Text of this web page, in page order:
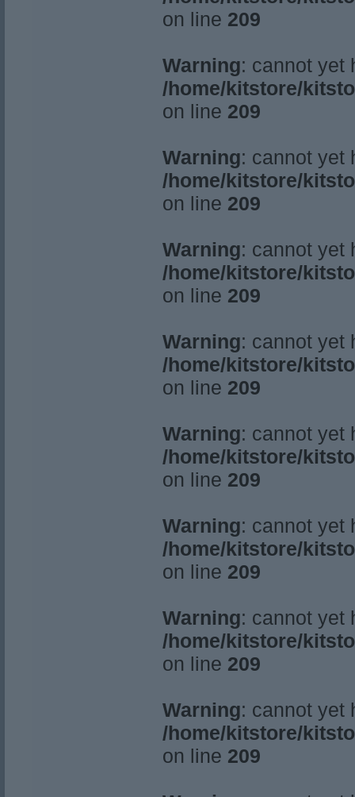
on line 209
Warning: cannot yet
/home/kitstore/
on line 209
Warning: cannot yet
/home/kitstore/
on line 209
Warning: cannot yet
/home/kitstore/
on line 209
Warning: cannot yet
/home/kitstore/
on line 209
Warning: cannot yet
/home/kitstore/
on line 209
Warning: cannot yet
/home/kitstore/
on line 209
Warning: cannot yet
/home/kitstore/
on line 209
Warning: cannot yet
/home/kitstore/
on line 209